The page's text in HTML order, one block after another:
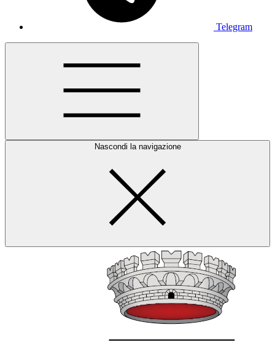
Telegram
Nascondi la navigazione